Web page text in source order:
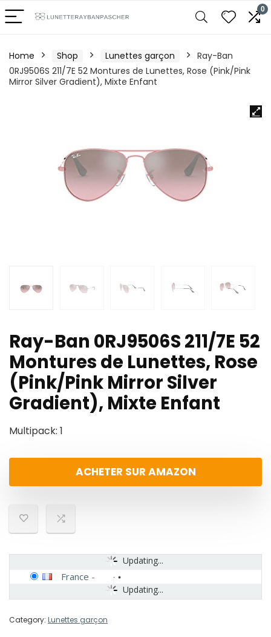
0
Home Shop Lunettes garçon
Ray-Ban
0RJ9506S 211/7E 52 Montures de Lunettes, Rose (Pink/Pink
Mirror Silver Gradient), Mixte Enfant
Ray-Ban 0RJ9506S 211/7E 52
Montures de Lunettes, Rose
(Pink/Pink Mirror Silver
Gradient), Mixte Enfant
Multipack: 1
ACHETER SUR AMAZON
Updating...
Updating...
France -
Category: Lunettes garçon